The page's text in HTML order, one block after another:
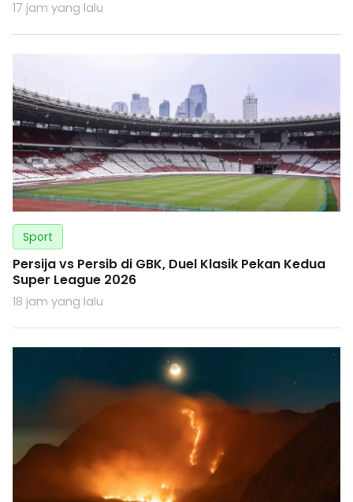
17 jam yang lalu
Sport
Persija vs Persib di GBK, Duel Klasik Pekan Kedua
Super League 2026
18 jam yang lalu